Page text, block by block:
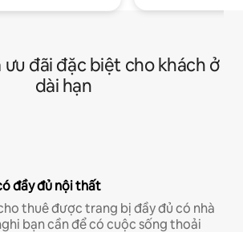
ưu đãi đặc biệt cho khách ở
dài hạn
đầy đủ nội thất
thuê được trang bị đầy đủ có nhà
bạn cần để có cuộc sống thoải